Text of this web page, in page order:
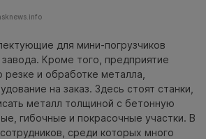
для мини-погрузчиков
Кроме того, предприятие
резке и обработке металла,
на заказ. Здесь стоят станки,
металл толщиной с бетонную
гибочные и покрасочные участки. В
среди которых много